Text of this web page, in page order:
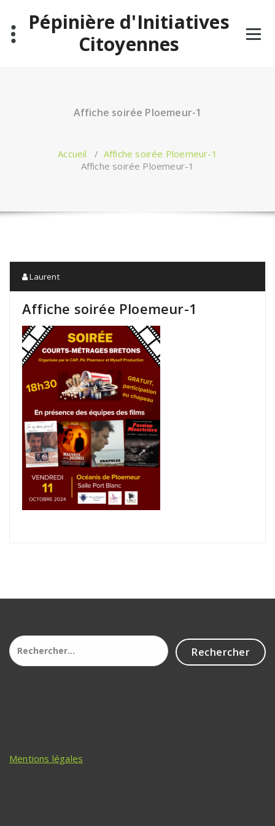
contenuPépinière d'Initiatives
Citoyennes
Affiche soirée Ploemeur-1
Accueil / Affiche soirée Ploemeur-1
Affiche soirée Ploemeur-1
Laurent
Affiche soirée Ploemeur-1
Rechercher :
Mentions légales